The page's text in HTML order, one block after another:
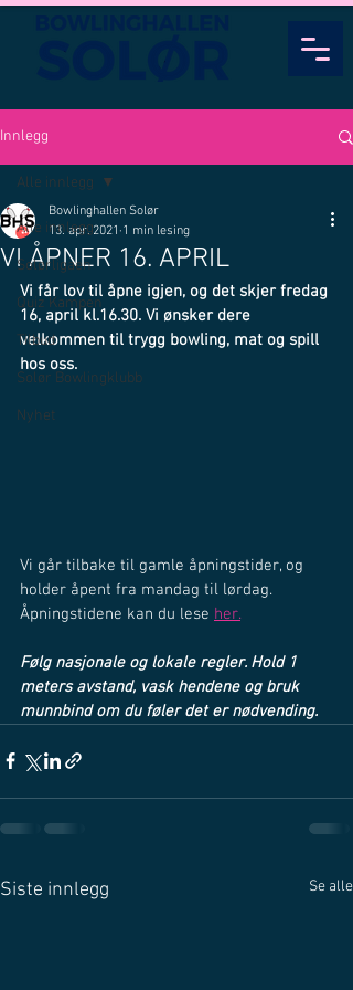
Innlegg
Alle innlegg
Solørligaen
Quiz Kampen
Tilbud
Solør Bowlingklubb
Nyhet
Alle innlegg
VI ÅPNER 16. APRIL
Bowlinghallen Solør
13. apr. 2021 1 min lesing
Vi får lov til åpne igjen, og det skjer fredag
16, april kl.16.30. Vi ønsker dere
velkommen til trygg bowling, mat og spill
hos oss.
Vi går tilbake til gamle åpningstider, og
holder åpent fra mandag til lørdag.
Åpningstidene kan du lese her.
Følg nasjonale og lokale regler. Hold 1
meters avstand, vask hendene og bruk
munnbind om du føler det er nødvending.
Siste innlegg Se alle